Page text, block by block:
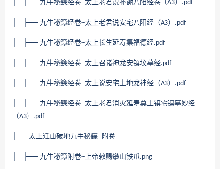
│ ├── 九牛秘籙经卷--太上老君说补谢八阳经卷（A3） .pdf
│ ├── 九牛秘籙经卷--太上老君说安宅八阳经（A3） .pdf
│ ├── 九牛秘籙经卷--太上长生延寿集福德经.pdf
│ ├── 九牛秘籙经卷--太上召诸神龙安镇坟墓经.pdf
│ ├── 九牛秘籙经卷--太上说安宅土地龙神经（A3） .pdf
│ ├── 九牛秘籙经卷--太上老君消灾延寿奠土镇宅镇墓妙经
（A3） .pdf
├── 太上迁山破地九牛秘籙--附卷
│ ├── 九牛秘籙附卷-- 上帝敕赐攀山铁爪.png